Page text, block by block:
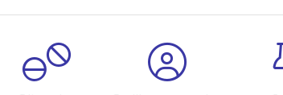
submenu
submenu